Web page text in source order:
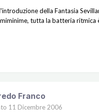
della Fantasia
tutta la batteria ritmica
Franco
11 Dicembre 2006